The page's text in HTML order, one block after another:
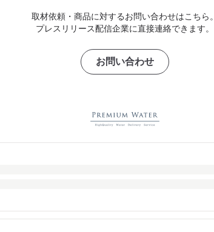
取材依頼・商品に対するお問い合わせはこちら。
プレスリリース配信企業に直接連絡できます。
お問い合わせ